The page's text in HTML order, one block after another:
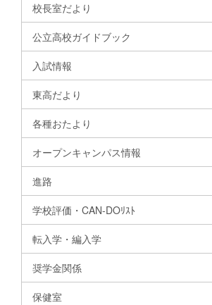
校長室だより
公立高校ガイドブック
入試情報
東高だより
各種おたより
オープンキャンパス情報
進路
学校評価・CAN-DOﾘｽﾄ
転入学・編入学
奨学金関係
保健室